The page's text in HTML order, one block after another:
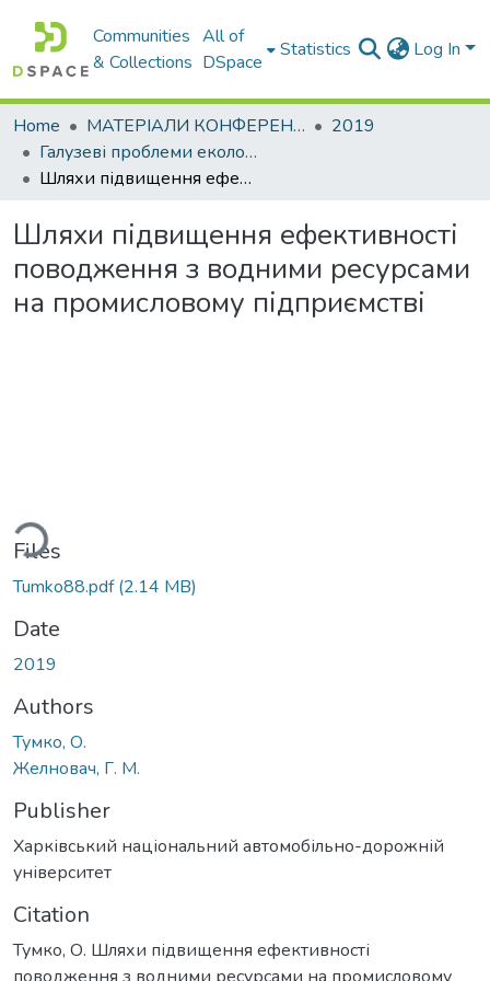
Communities
& Collections
All of
DSpace
Statistics Log In
Home МАТЕРІАЛИ КОНФЕРЕНЦІЙ
2019
Галузеві прoблеми екoлoгічнoї безпеки
Шляхи підвищення ефективності поводження з водними ресурсами на промисловому підприємстві
Шляхи підвищення ефективності
поводження з водними ресурсами
на промисловому підприємстві
Files
Tumko88.pdf(2.14 MB)
Date
2019
Authors
Тумко, О.
Желновач, Г. М.
Publisher
Харківський національний автомобільно-дорожній
університет
Citation
Тумко, О. Шляхи підвищення ефективності